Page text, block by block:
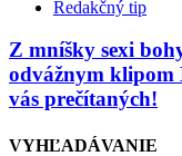
Redakčný tip
Z mníšky sexi
odvážnym klipom
vás prečítaných!
VYHĽADÁVANIE